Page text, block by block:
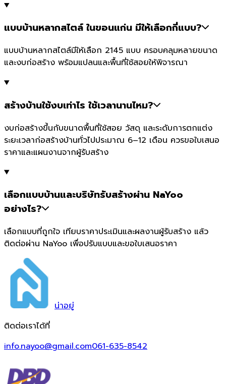
แบบบ้านหลากสไตล์ ในขอนแก่น มีให้เลือกกี่แบบ?
แบบบ้านหลากสไตล์มีให้เลือก 2145 แบบ ครอบคลุมหลายขนาด
และงบก่อสร้าง พร้อมแปลนและพื้นที่ใช้สอยให้พิจารณา
สร้างบ้านใช้งบเท่าไร ใช้เวลานานไหม?
งบก่อสร้างขึ้นกับขนาดพื้นที่ใช้สอย วัสดุ และระดับการตกแต่ง
ระยะเวลาก่อสร้างบ้านทั่วไปประมาณ 6–12 เดือน ควรขอใบเสนอ
ราคาและแผนงานจากผู้รับสร้าง
เลือกแบบบ้านและบริษัทรับสร้างผ่าน NaYoo
อย่างไร?
เลือกแบบที่ถูกใจ เทียบราคาประเมินและผลงานผู้รับสร้าง แล้ว
ติดต่อผ่าน NaYoo เพื่อปรับแบบและขอใบเสนอราคา
น่าอยู่
ติดต่อเราได้ที่
info.nayoo@gmail.com061-635-8542